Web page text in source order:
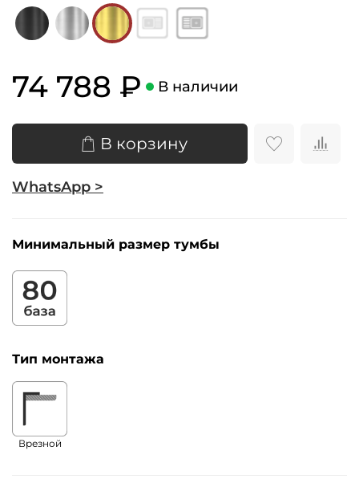
74 788 ₽ В наличии
В корзину
WhatsApp >
Минимальный размер тумбы
Тип монтажа
Врезной